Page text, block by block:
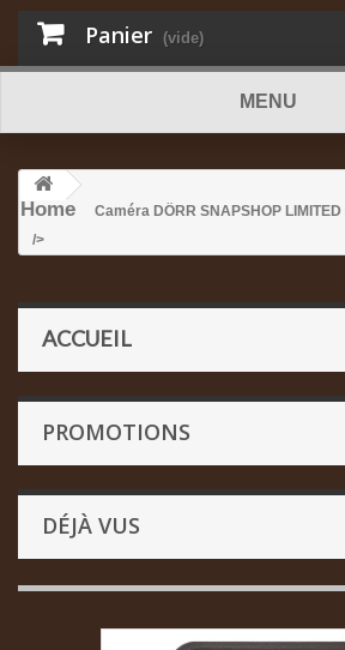
Panier (vide)
MENU
Home Caméra DÖRR SNAPSHOP
/>
ACCUEIL
PROMOTIONS
DÉJÀ VUS